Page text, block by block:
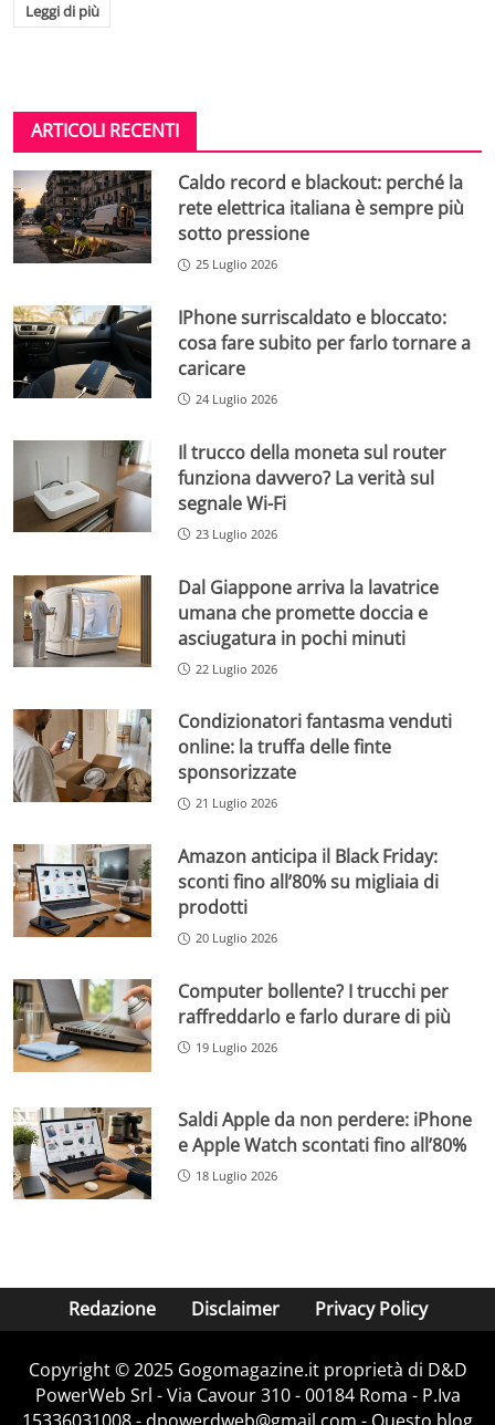
Leggi di più
ARTICOLI RECENTI
Caldo record e blackout: perché la
rete elettrica italiana è sempre più
sotto pressione
25 Luglio 2026
IPhone surriscaldato e bloccato:
cosa fare subito per farlo tornare a
caricare
24 Luglio 2026
Il trucco della moneta sul router
funziona davvero? La verità sul
segnale Wi-Fi
23 Luglio 2026
Dal Giappone arriva la lavatrice
umana che promette doccia e
asciugatura in pochi minuti
22 Luglio 2026
Condizionatori fantasma venduti
online: la truffa delle finte
sponsorizzate
21 Luglio 2026
Amazon anticipa il Black Friday:
sconti fino all’80% su migliaia di
prodotti
20 Luglio 2026
Computer bollente? I trucchi per
raffreddarlo e farlo durare di più
19 Luglio 2026
Saldi Apple da non perdere: iPhone
e Apple Watch scontati fino all’80%
18 Luglio 2026
Redazione Disclaimer Privacy Policy
Copyright © 2025 Gogomagazine.it proprietà di D&D
PowerWeb Srl - Via Cavour 310 - 00184 Roma - P.Iva